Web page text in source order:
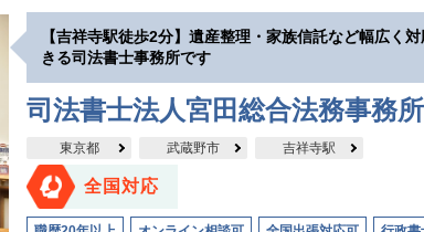
【吉祥寺駅徒歩2分】遺産整理・家族信託など幅広く
きる司法書士事務所です
司法書士法人宮田総合法務事務所
東京都 武蔵野市 吉祥寺駅
全国対応